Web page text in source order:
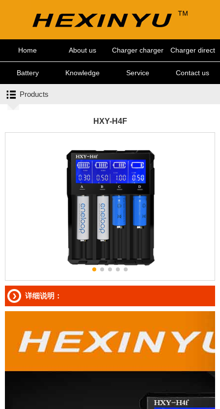
Home About us Charger charger Charger direct
charge
Battery Knowledge Service Contact us
Products
HXY-H4F
详细说明：